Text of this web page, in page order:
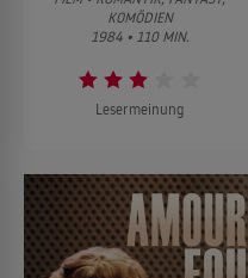
KOMÖDIEN
1984 • 110 MIN.
Lesermeinung